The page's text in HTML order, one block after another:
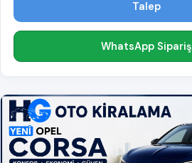
Talep
WhatsApp Sipariş